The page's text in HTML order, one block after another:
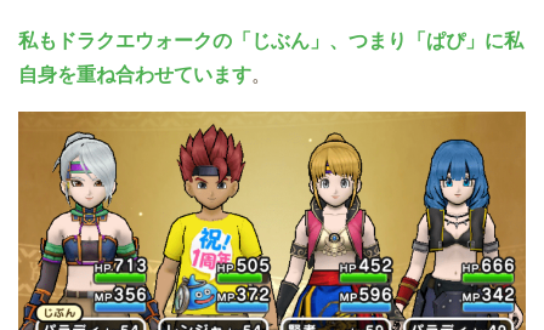
私もドラクエウォークの「じぶん」、つまり「ぱぴ」に私
自身を重ね合わせています。